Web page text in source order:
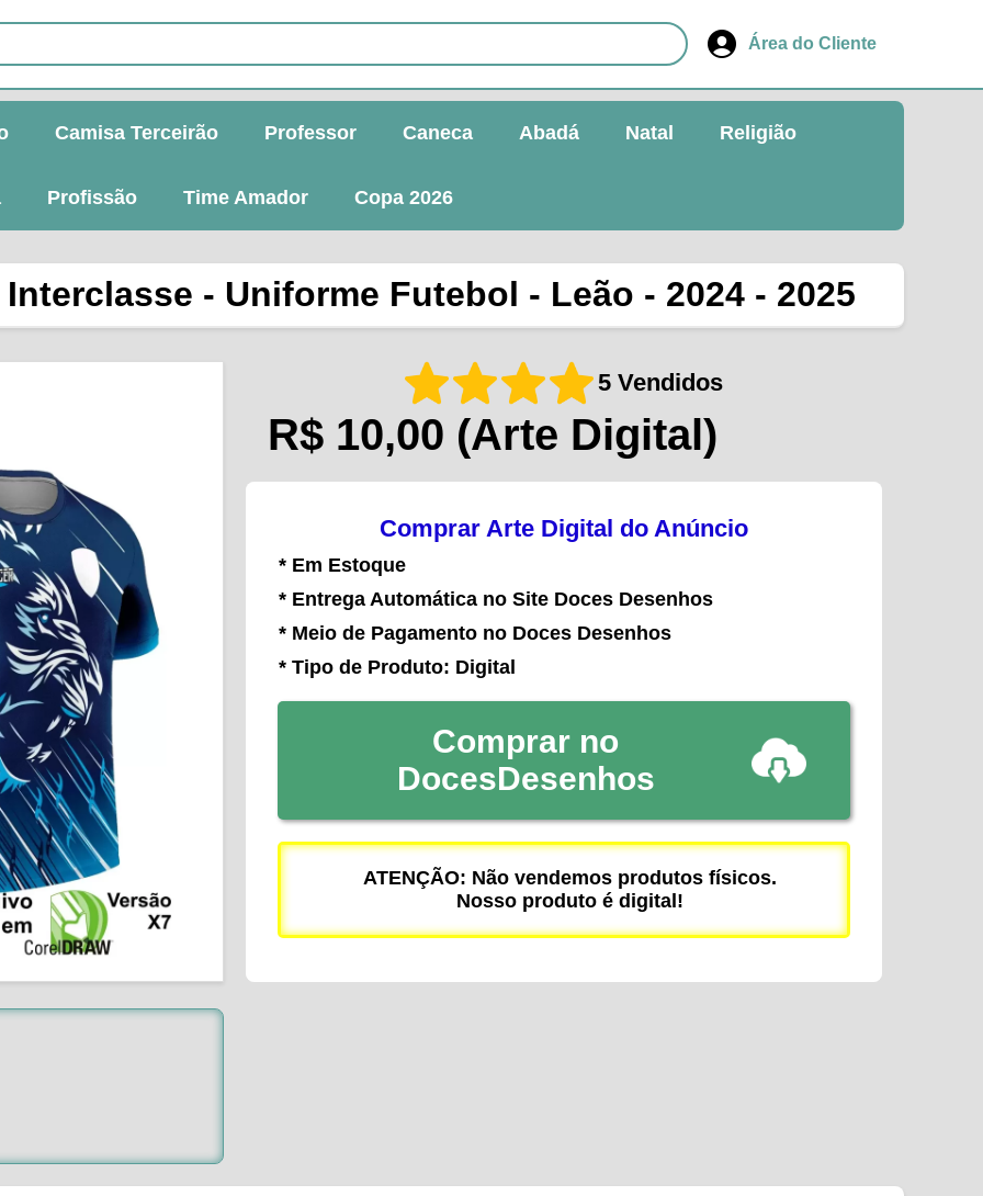
Área do Cliente
Camisa Terceirão Professor Caneca Abadá Natal Religião
Profissão Time Amador Copa 2026
- Uniforme Futebol - Leão - 2024 - 2025
5 Vendidos
R$ 10,00 (Arte Digital)
Comprar Arte Digital do Anúncio
* Em Estoque
* Entrega Automática no Site Doces Desenhos
* Meio de Pagamento no Doces Desenhos
* Tipo de Produto: Digital
Comprar no
DocesDesenhos
ATENÇÃO: Não vendemos produtos físicos.
Nosso produto é digital!